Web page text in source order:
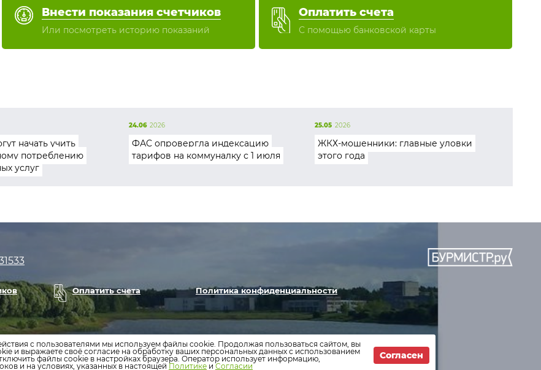
Внести показания счетчиков
Или посмотреть историю показаний
Оплатить счета
С помощью банковской карты
начать учить
потреблению
услуг
24.06 2026
ФАС опровергла индексацию
тарифов на коммуналку с 1 июля
25.05 2026
ЖКХ-мошенники: главные уловки
этого года
Оплатить счета Политика конфиденциальности
с пользователями мы используем файлы cookie. Продолжая пользоваться сайтом, вы
и выражаете своё согласие на обработку ваших персональных данных с использованием
файлы cookie в настройках браузера. Оператор использует информацию,
и на условиях, указанных в настоящей Политике и Согласии
Согласен